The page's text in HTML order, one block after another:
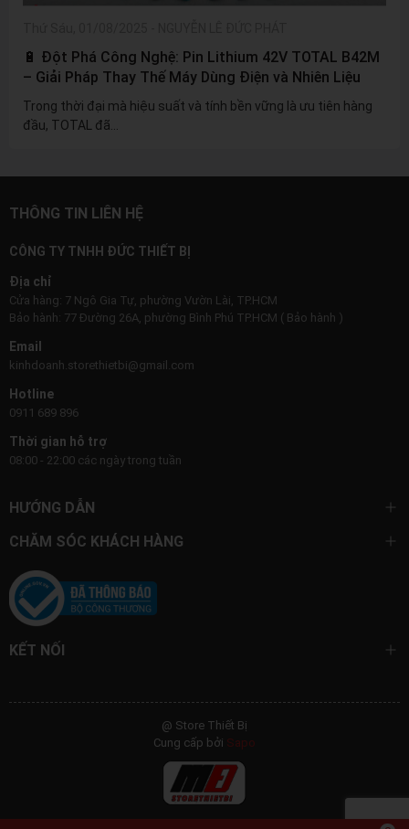
🔋 Đột Phá Công Nghệ: Pin Lithium 42V TOTAL B42M
– Giải Pháp Thay Thế Máy Dùng Điện và Nhiên Liệu
Trong thời đại mà hiệu suất và tính bền vững là ưu tiên hàng
đầu, TOTAL đã...
THÔNG TIN LIÊN HỆ
CÔNG TY TNHH ĐỨC THIẾT BỊ
Địa chỉ
Cửa hàng: 7 Ngô Gia Tự, phường Vườn Lài, TP.HCM
Bảo hành: 77 Đường 26A, phường Bình Phú TP.HCM ( Bảo hành )
Email
kinhdoanh.storethietbi@gmail.com
Hotline
0911 689 896
Thời gian hỗ trợ
08:00 - 22:00 các ngày trong tuần
HƯỚNG DẪN
CHĂM SÓC KHÁCH HÀNG
KẾT NỐI
@ Store Thiết Bị
Cung cấp bởi Sapo